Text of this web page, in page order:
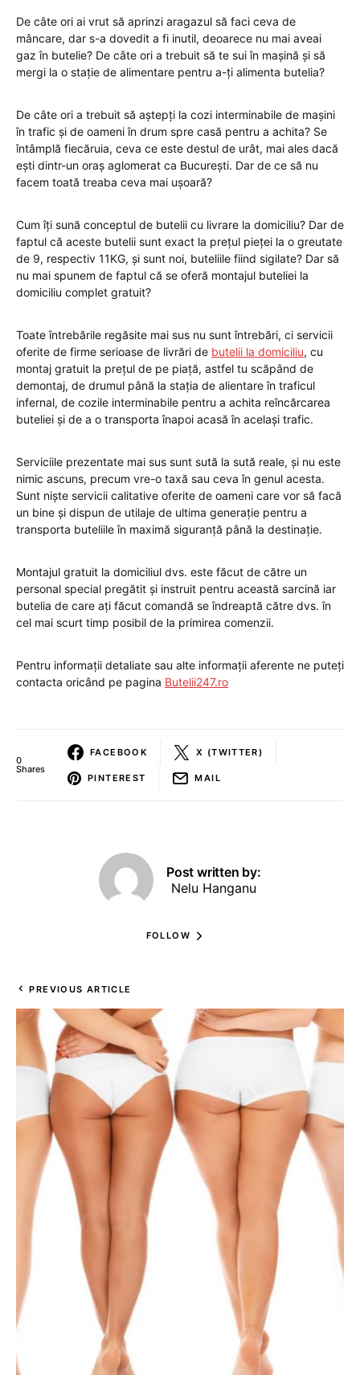
De câte ori ai vrut să aprinzi aragazul să faci ceva de
mâncare, dar s-a dovedit a fi inutil, deoarece nu mai aveai
gaz în butelie? De câte ori a trebuit să te sui în mașină și să
mergi la o stație de alimentare pentru a-ți alimenta butelia?
De câte ori a trebuit să aștepți la cozi interminabile de mașini
în trafic și de oameni în drum spre casă pentru a achita? Se
întâmplă fiecăruia, ceva ce este destul de urât, mai ales dacă
ești dintr-un oraș aglomerat ca București. Dar de ce să nu
facem toată treaba ceva mai ușoară?
Cum îți sună conceptul de butelii cu livrare la domiciliu? Dar de
faptul că aceste butelii sunt exact la prețul pieței la o greutate
de 9, respectiv 11KG, și sunt noi, buteliile fiind sigilate? Dar să
nu mai spunem de faptul că se oferă montajul buteliei la
domiciliu complet gratuit?
Toate întrebările regăsite mai sus nu sunt întrebări, ci servicii
oferite de firme serioase de livrări de butelii la domiciliu, cu
montaj gratuit la prețul de pe piață, astfel tu scăpând de
demontaj, de drumul până la stația de alientare în traficul
infernal, de cozile interminabile pentru a achita reîncărcarea
buteliei și de a o transporta înapoi acasă în același trafic.
Serviciile prezentate mai sus sunt sută la sută reale, și nu este
nimic ascuns, precum vre-o taxă sau ceva în genul acesta.
Sunt niște servicii calitative oferite de oameni care vor să facă
un bine și dispun de utilaje de ultima generație pentru a
transporta buteliile în maximă siguranță până la destinație.
Montajul gratuit la domiciliul dvs. este făcut de către un
personal special pregătit și instruit pentru această sarcină iar
butelia de care ați făcut comandă se îndreaptă către dvs. în
cel mai scurt timp posibil de la primirea comenzii.
Pentru informații detaliate sau alte informații aferente ne puteți
contacta oricând pe pagina Butelii247.ro
0
Shares
FACEBOOK X (TWITTER)
PINTEREST MAIL
Post written by:
Nelu Hanganu
FOLLOW
PREVIOUS ARTICLE